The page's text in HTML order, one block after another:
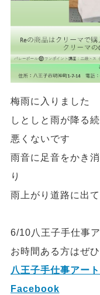
梅雨に入りました
しとしと雨が降る
悪くないです
雨音に足音をかき
り
雨上がり道路に出
6/10八王子手仕事
お時間ある方はぜ
八王子手仕事アー
Facebook